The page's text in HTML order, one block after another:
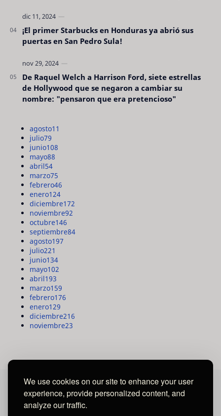
We use cookies on our site to enhance your user
experience, provide personalized content, and
analyze our traffic.
¡El primer Starbucks en Honduras ya abrió sus
puertas en San Pedro Sula!
De Raquel Welch a Harrison Ford, siete estrellas
de Hollywood que se negaron a cambiar su
nombre: "pensaron que era pretencioso"
agosto11
julio79
junio108
mayo88
abril54
marzo75
febrero46
enero124
diciembre172
noviembre92
octubre146
septiembre84
agosto197
julio221
junio134
mayo102
abril193
marzo159
febrero176
enero129
diciembre216
noviembre23
MAYA MEDIA GROUP